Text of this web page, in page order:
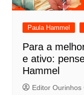
Paula Hammel
Para a
e ativo:
Hammel
Editor Ourinhos